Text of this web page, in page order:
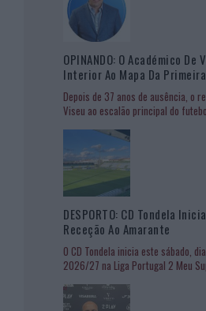
OPINANDO: O Académico De
Interior Ao Mapa Da
Depois de 37 anos de ausência, o
Viseu ao escalão principal do
DESPORTO: CD Tondela
Receção Ao Amarante
O CD Tondela inicia este sábado,
2026/27 na Liga Portugal 2 Meu